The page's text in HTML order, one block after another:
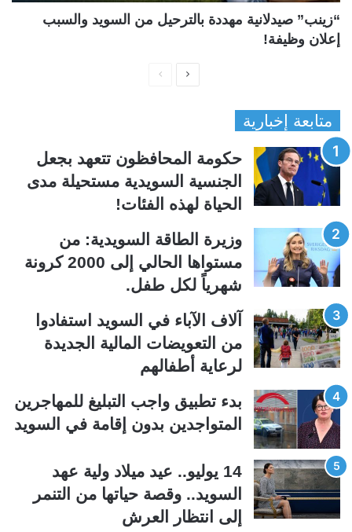
“زينب” صيدلانية مهددة بالترحيل من السويد والسبب
إعلان وظيفة!
ح
ة
ا
ب
ة
ح
ة
ا
ل
ي
متابعة إخبارية
حكومة المحافظون تتعهد بجعل
الجنسية السويدية مستحيلة مدى
الحياة لهذه الفئات!
وزيرة الطاقة السويدية: من
مستواها الحالي إلى 2000 كرونة
شهرياً لكل طفل.
آلاف الآباء في السويد استفادوا
من التعويضات المالية الجديدة
لرعاية أطفالهم
بدء تطبيق واجب التبليغ للمهاجرين
المتواجدين بدون إقامة في السويد
14 يوليو.. عيد ميلاد ولية عهد
السويد.. وقصة حياتها من التنمر
إلى انتظار العرش